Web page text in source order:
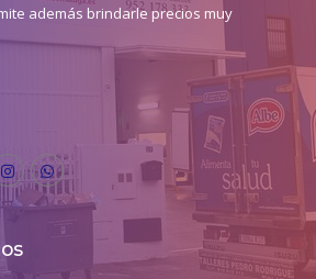
además brindarle precios muy